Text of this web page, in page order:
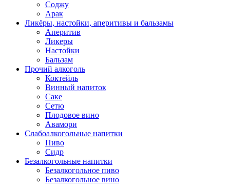
Соджу
Арак
Ликёры, настойки, аперитивы и бальзамы
Аперитив
Ликеры
Настойки
Бальзам
Прочий алкоголь
Коктейль
Винный напиток
Саке
Сетю
Плодовое вино
Авамори
Слабоалкогольные напитки
Пиво
Сидр
Безалкогольные напитки
Безалкогольное пиво
Безалкогольное вино